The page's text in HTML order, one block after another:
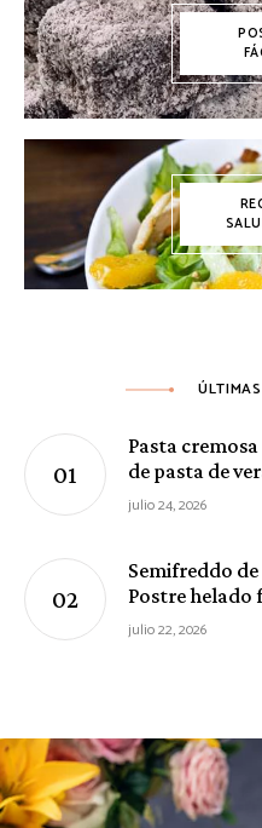
Pasta
de pasta de
julio 24, 2026
Semifreddo
Postre helado
julio 22, 2026